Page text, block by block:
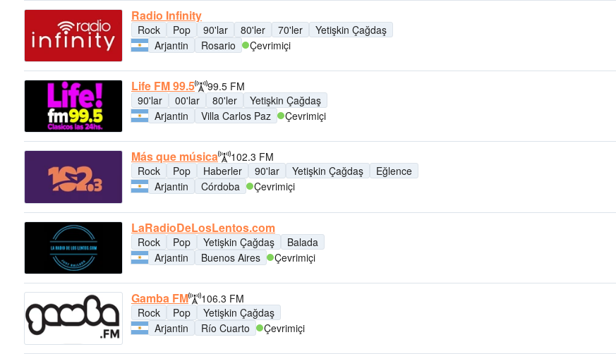
Radio Infinity
Rock Pop 90'lar 80'ler 70'ler
Yetişkin Çağdaş
Arjantin
Rosario Çevrimiçi
Life FM 99.5
99.5 FM
90'lar
00'lar 80'ler
Yetişkin Çağdaş
Arjantin
Villa Carlos Paz Çevrimiçi
Más que música
102.3 FM
Rock
Pop Haberler 90'lar Yetişkin Çağdaş
Eğlence
Arjantin
Córdoba Çevrimiçi
LaRadioDeLosLentos.com
Rock Pop Yetişkin Çağdaş
Balada
Arjantin
Buenos Aires Çevrimiçi
Gamba FM
106.3 FM
Rock
Pop
Yetişkin Çağdaş
Arjantin
Río Cuarto Çevrimiçi